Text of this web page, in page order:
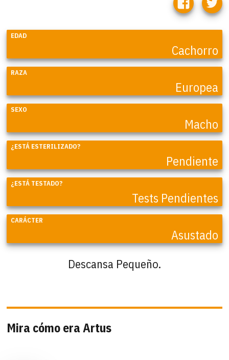
EDAD
Cachorro
RAZA
Europea
SEXO
Macho
¿ESTÁ ESTERILIZADO?
Pendiente
¿ESTÁ TESTADO?
Tests Pendientes
CARÁCTER
Asustado
Descansa Pequeño.
Mira cómo era Artus